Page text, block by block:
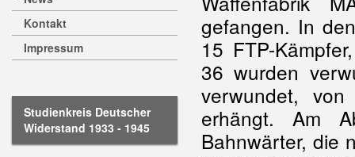
Kontakt
Impressum
Studienkreis Deutscher
Widerstand 1933 - 1945
gefangen. In
15 FTP-
36 wurden
verwundet,
erhängt. Am
Bahnwärter, die